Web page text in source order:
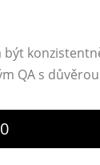
být
QA s